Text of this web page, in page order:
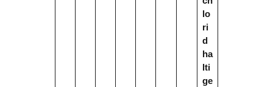
lo
ri
d
ha
lti
ge